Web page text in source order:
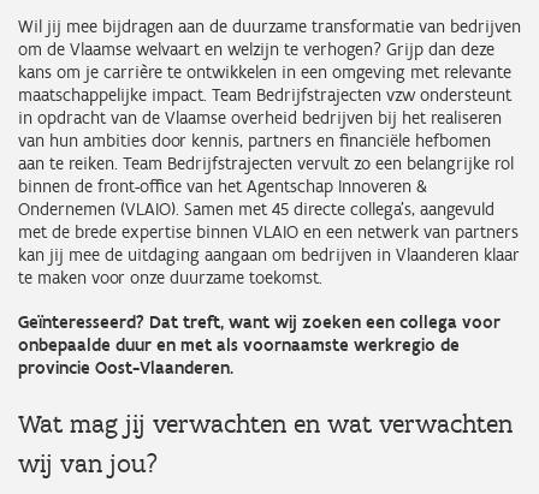
Wil jij mee bijdragen aan de duurzame transformatie van bedrijven
om de Vlaamse welvaart en welzijn te verhogen? Grijp dan deze
kans om je carrière te ontwikkelen in een omgeving met relevante
maatschappelijke impact. Team Bedrijfstrajecten vzw ondersteunt
in opdracht van de Vlaamse overheid bedrijven bij het realiseren
van hun ambities door kennis, partners en financiële hefbomen
aan te reiken. Team Bedrijfstrajecten vervult zo een belangrijke rol
binnen de front-office van het Agentschap Innoveren &
Ondernemen (VLAIO). Samen met 45 directe collega’s, aangevuld
met de brede expertise binnen VLAIO en een netwerk van partners
kan jij mee de uitdaging aangaan om bedrijven in Vlaanderen klaar
te maken voor onze duurzame toekomst.
Geïnteresseerd? Dat treft, want wij zoeken een collega voor
onbepaalde duur en met als voornaamste werkregio de
provincie Oost-Vlaanderen.
Wat mag jij verwachten en wat verwachten
wij van jou?